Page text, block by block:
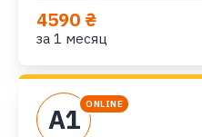
4590 ₴
за 1 месяц
ONLINE
А1